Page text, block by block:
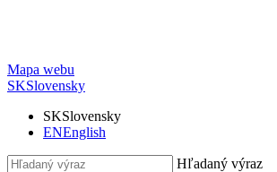
Mapa webu
SKSlovensky
SKSlovensky
ENEnglish
Hľadaný výraz